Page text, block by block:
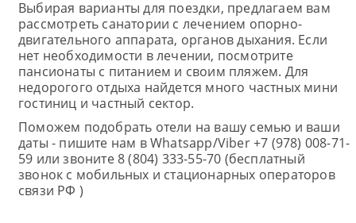
Выбирая варианты для поездки, предлагаем вам
рассмотреть санатории с лечением опорно-
двигательного аппарата, органов дыхания. Если
нет необходимости в лечении, посмотрите
пансионаты с питанием и своим пляжем. Для
недорогого отдыха найдется много частных мини
гостиниц и частный сектор.
Поможем подобрать отели на вашу семью и ваши
даты - пишите нам в Whatsapp/Viber +7 (978) 008-71-
59 или звоните 8 (804) 333-55-70 (бесплатный
звонок с мобильных и стационарных операторов
связи РФ )